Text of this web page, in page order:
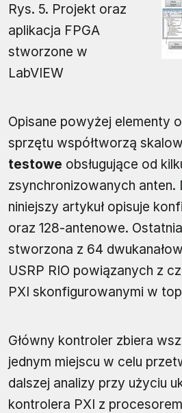
Rys. 5. Projekt oraz
aplikacja FPGA
stworzone w
LabVIEW
Opisane powyżej elementy
sprzętu współtworzą
testowe obsługujące od
zsynchronizowanych anten.
niniejszy artykuł opisuje
oraz 128-antenowe.
stworzona z 64
USRP RIO powiązanych z
PXI skonfigurowanymi w
Główny kontroler zbiera
jednym miejscu w celu
dalszej analizy przy użyciu
kontrolera PXI z